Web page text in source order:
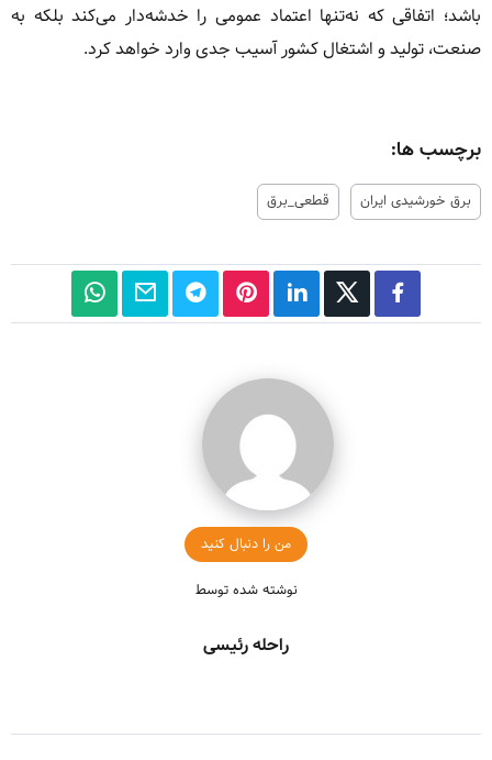
باشد؛ اتفاقی که نه‌تنها اعتماد عمومی را خدشه‌دار می‌کند بلکه به
صنعت، تولید و اشتغال کشور آسیب جدی وارد خواهد کرد.
برچسب ها:
برق خورشیدی ایران قطعی_برق
من را دنبال کنید
نوشته شده توسط
راحله رئیسی